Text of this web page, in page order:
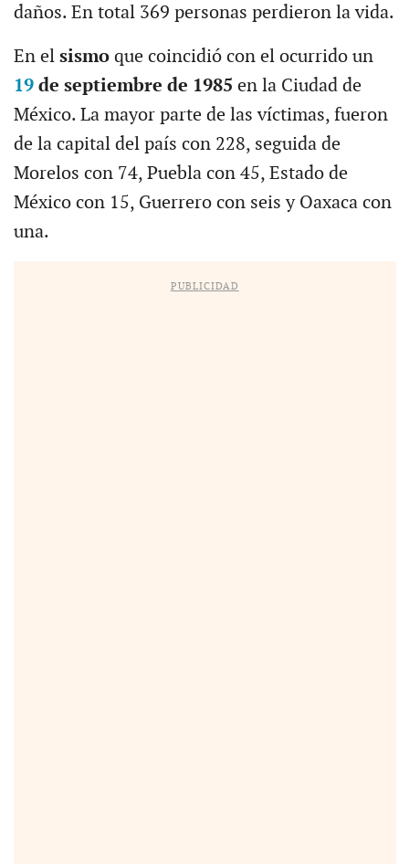
daños. En total 369 personas perdieron la vida.
En el sismoque coincidió con el ocurrido un
19de septiembre de 1985 en la Ciudad de
México. La mayor parte de las víctimas, fueron
de la capital del país con 228, seguida de
Morelos con 74, Puebla con 45, Estado de
México con 15, Guerrero con seis y Oaxaca con
una.
PUBLICIDAD